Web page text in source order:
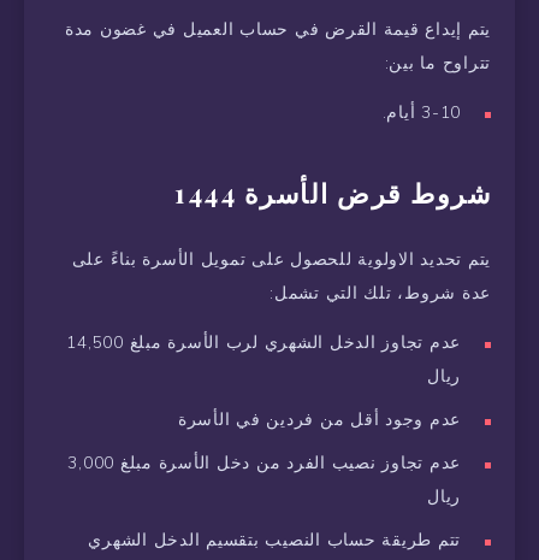
يتم إيداع قيمة القرض في حساب العميل في غضون مدة
تتراوح ما بين:
3-10 أيام.
شروط قرض الأسرة 1444
يتم تحديد الاولوية للحصول على تمويل الأسرة بناءً على
عدة شروط، تلك التي تشمل:
عدم تجاوز الدخل الشهري لرب الأسرة مبلغ 14,500
ريال
عدم وجود أقل من فردين في الأسرة
عدم تجاوز نصيب الفرد من دخل الأسرة مبلغ 3,000
ريال
تتم طريقة حساب النصيب بتقسيم الدخل الشهري